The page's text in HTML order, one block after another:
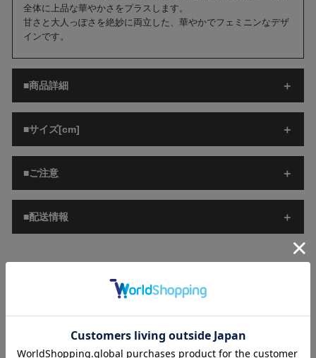
全体に上品な華やかさをプラスします。
甘さと大人っぽさを絶妙に両立した、華やかでフェミニンなデザ
インです。
■商品詳細
■サイズ[cm]
■ご注意
■配送情報